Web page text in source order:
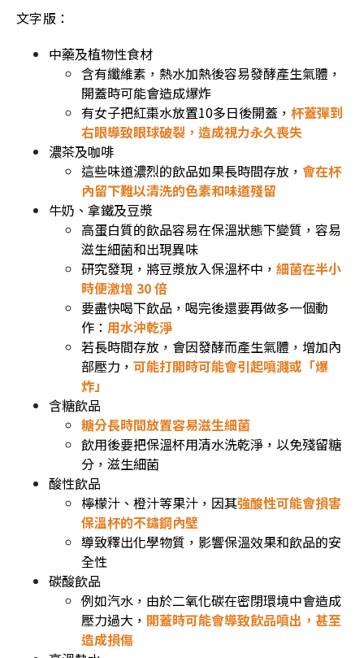
文字版：
中藥及植物性食材
含有纖維素，熱水加熱後容易發酵產生氣體，
開蓋時可能會造成爆炸
有女子把紅棗水放置10多日後開蓋， 杯蓋彈到
右眼導致眼球破裂，造成視力永久喪失
濃茶及咖啡
這些味道濃烈的飲品如果長時間存放， 會在杯
內留下難以清洗的色素和味道殘留
牛奶、拿鐵及豆漿
高蛋白質的飲品容易在保溫狀態下變質，容易
滋生細菌和出現異味
研究發現，將豆漿放入保溫杯中， 細菌在半小
時便激增 30 倍
要盡快喝下飲品，喝完後還要再做多一個動
作： 用水沖乾淨
若長時間存放，會因發酵而產生氣體，增加內
部壓力， 可能打開時可能會引起噴濺或「爆
炸」
含糖飲品
糖分長時間放置容易滋生細菌
飲用後要把保溫杯用清水洗乾淨，以免殘留糖
分，滋生細菌
酸性飲品
檸檬汁、橙汁等果汁，因其強酸性可能會損害
保溫杯的不鏽鋼內壁
導致釋出化學物質，影響保溫效果和飲品的安
全性
碳酸飲品
例如汽水，由於二氧化碳在密閉環境中會造成
壓力過大， 開蓋時可能會導致飲品噴出，甚至
造成損傷